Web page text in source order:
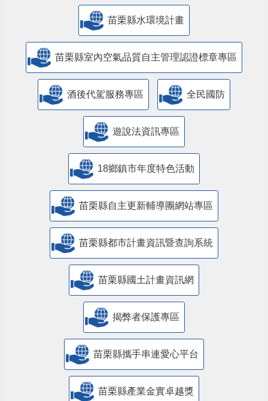
苗栗縣水環境計畫
苗栗縣室內空氣品質自主管理認證標章專區
酒後代駕服務專區 全民國防
遊說法資訊專區
18鄉鎮市年度特色活動
苗栗縣自主更新輔導團網站專區
苗栗縣都市計畫資訊暨查詢系統
苗栗縣國土計畫資訊網
揭弊者保護專區
苗栗縣攜手串連愛心平台
苗栗縣產業金實卓越獎